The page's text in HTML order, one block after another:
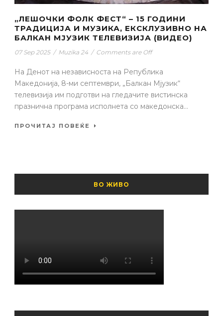
„ЛЕШОЧКИ ФОЛК ФЕСТ“ – 15 ГОДИНИ
ТРАДИЦИЈА И МУЗИКА, ЕКСКЛУЗИВНО НА
БАЛКАН МЈУЗИК ТЕЛЕВИЗИЈА (ВИДЕО)
07 Sep 2025 / Muzika 24 / Comments are Off
На Денот на независноста на Република
Македонија, 8-ми септември, „Балкан Мјузик“
телевизија им подготви на гледачите вистинска
празнична програма исполнета со македонска...
ПРОЧИТАЈ ПОВЕЌЕ
ВО ЖИВО